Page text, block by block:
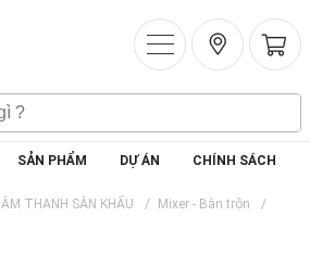
SẢN PHẨM DỰ ÁN CHÍNH SÁCH
ÂM THANH SÂN KHẤU
Mixer - Bàn trộn